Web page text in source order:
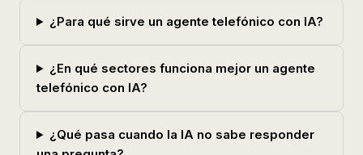
¿Para qué sirve un agente telefónico con IA?
¿En qué sectores funciona mejor un agente
telefónico con IA?
¿Qué pasa cuando la IA no sabe responder